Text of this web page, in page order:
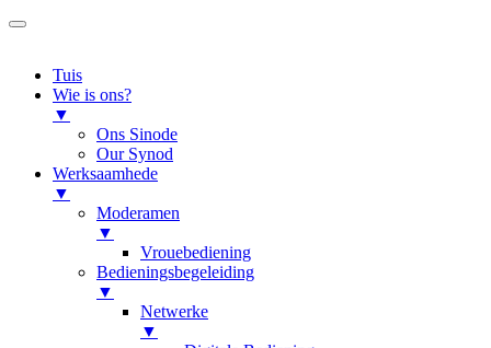
Tuis
Wie is ons?
▼
Ons Sinode
Our Synod
Werksaamhede
▼
Moderamen
▼
Vrouebediening
Bedieningsbegeleiding
▼
Netwerke
▼